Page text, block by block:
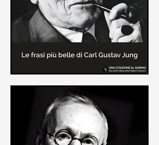
Commissario Montalbano
Le frasi più belle di Carl Gustav
In questa pagina sono raccolte le
frasi più belle di Carl Gustav Jung